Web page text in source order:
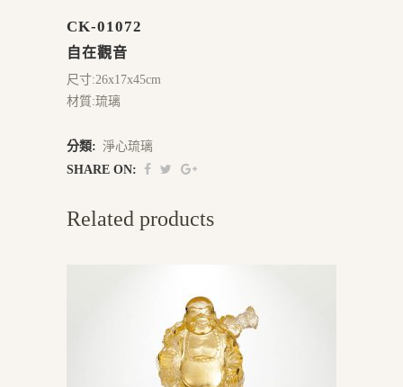
CK-01072
自在觀音
尺寸:26x17x45cm
材質:琉璃
分類: 淨心琉璃
SHARE ON:
Related products